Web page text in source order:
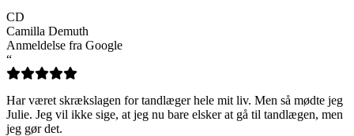
CD
Camilla Demuth
Anmeldelse fra Google
“
Har været skrækslagen for tandlæger hele mit liv. Men så mødte jeg
Julie. Jeg vil ikke sige, at jeg nu bare elsker at gå til tandlægen, men
jeg gør det.